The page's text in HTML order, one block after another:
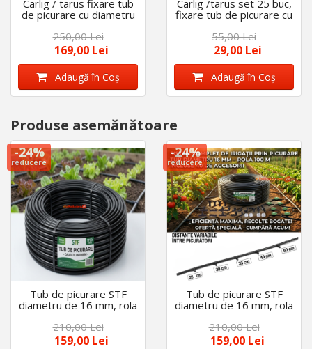
Carlig / tarus fixare tub
de picurare cu diametru
de 16 mm - 20 mm, set
250 bucati
250,00 Lei
169,00 Lei
Adaugă în Coş
Carlig /tarus set 25 buc,
fixare tub de picurare cu
diametru de 16 mm,
lungime tija 26 cm
55,00 Lei
29,00 Lei
Adaugă în Coş
Produse asemănătoare
-24%
reducere
Tub de picurare STF
diametru de 16 mm, rola
picuratori 20cm, 4 L/h,
plus 40 accesorii
210,00 Lei
159,00 Lei
-24%
reducere
Tub de picurare STF
diametru de 16 mm, rola
picuratori 30cm, 4 L/h,
plus 40 accesorii
210,00 Lei
159,00 Lei